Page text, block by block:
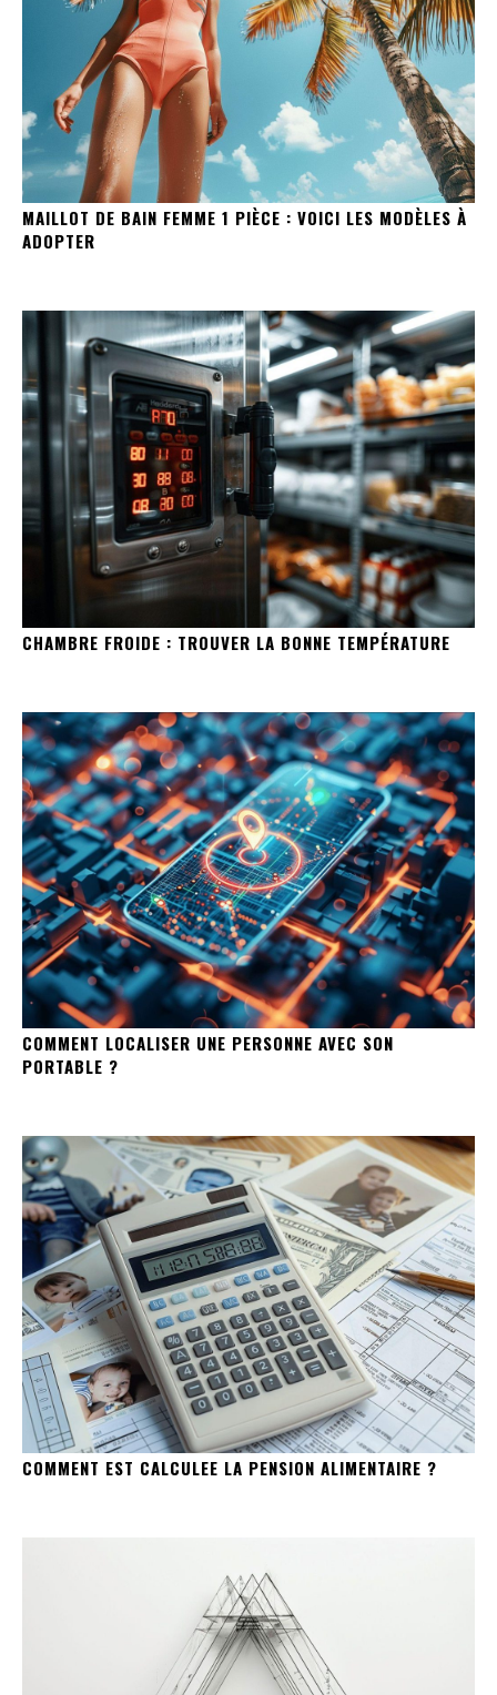
MAILLOT DE BAIN FEMME 1 PIÈCE : VOICI LES MODÈLES À
ADOPTER
CHAMBRE FROIDE : TROUVER LA BONNE TEMPÉRATURE
COMMENT LOCALISER UNE PERSONNE AVEC SON
PORTABLE ?
COMMENT EST CALCULEE LA PENSION ALIMENTAIRE ?